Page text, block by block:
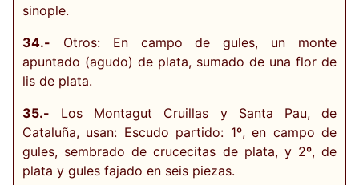
sinople.
34.- Otros: En campo de gules, un monte
apuntado (agudo) de plata, sumado de una flor de
lis de plata.
35.- Los Montagut Cruillas y Santa Pau, de
Cataluña, usan: Escudo partido: 1º, en campo de
gules, sembrado de crucecitas de plata, y 2º, de
plata y gules fajado en seis piezas.